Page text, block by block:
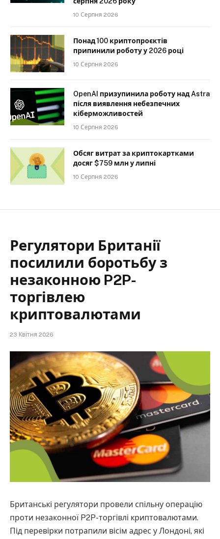
10 Серпня 2026
Понад 100 криптопроєктів
припинили роботу у 2026 році
10 Серпня 2026
OpenAI призупинила роботу над Astra
після виявлення небезпечних
кіберможливостей
10 Серпня 2026
Обсяг витрат за криптокартками
досяг $759 млн у липні
10 Серпня 2026
Регулятори Британії
посилили боротьбу з
незаконною P2P-
торгівлею
криптовалютами
23 Квітня 2026
Британські регулятори провели спільну операцію
проти незаконної P2P-торгівлі криптовалютами.
Під перевірки потрапили вісім адрес у Лондоні, які